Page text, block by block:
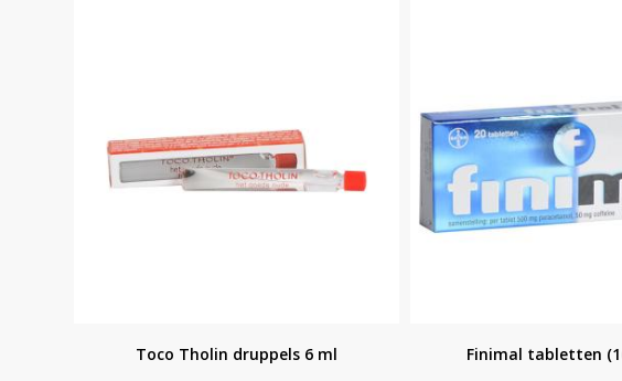
Toco Tholin druppels 6 ml Finimal tabletten